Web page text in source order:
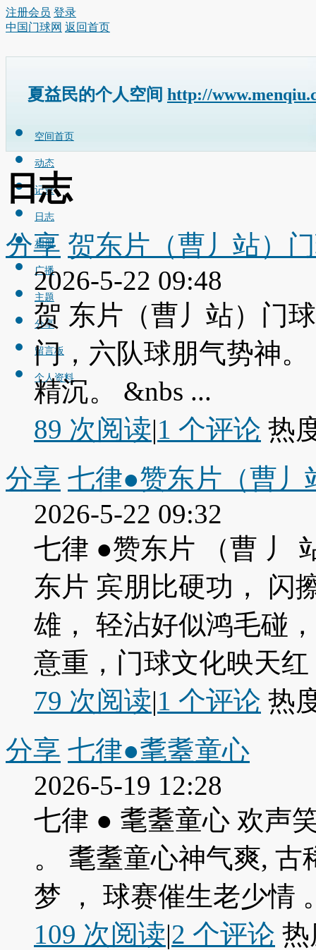
注册会员 登录
中国门球网 返回首页
夏益民的个人空间 http://
空间首页
动态
记录
日志
相册
广播
主题
分享
留言板
个人资料
日志
分享 贺东片（曹丿站）
2026-5-22 09:48
贺 东片（曹丿站）门
门，六队球朋气势神
精沉。 &nbs ...
89 次阅读|1 个评论 热
分享 七律●赞东片（曹丿
2026-5-22 09:32
七律 ●赞东片 （曹 丿
东片 宾朋比硬功， 闪
雄， 轻沾好似鸿毛碰
意重，门球文化映天红
79 次阅读|1 个评论 热
分享 七律●耄耋童心
2026-5-19 12:28
七律 ● 耄耋童心 欢声
。 耄耋童心神气爽,
梦 ， 球赛催生老少情
109 次阅读|2 个评论